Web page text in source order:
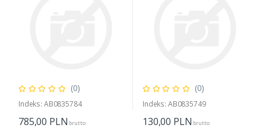
(0)
Indeks: AB0835784
785,00 PLN brutto
(0)
Indeks: AB0835749
130,00 PLN brutto